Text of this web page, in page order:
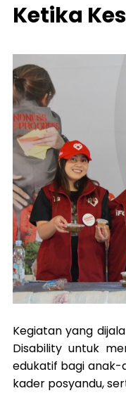
Ketika
Kegiatan yang
Disability untuk
edukatif bagi anak-
kader posyandu,